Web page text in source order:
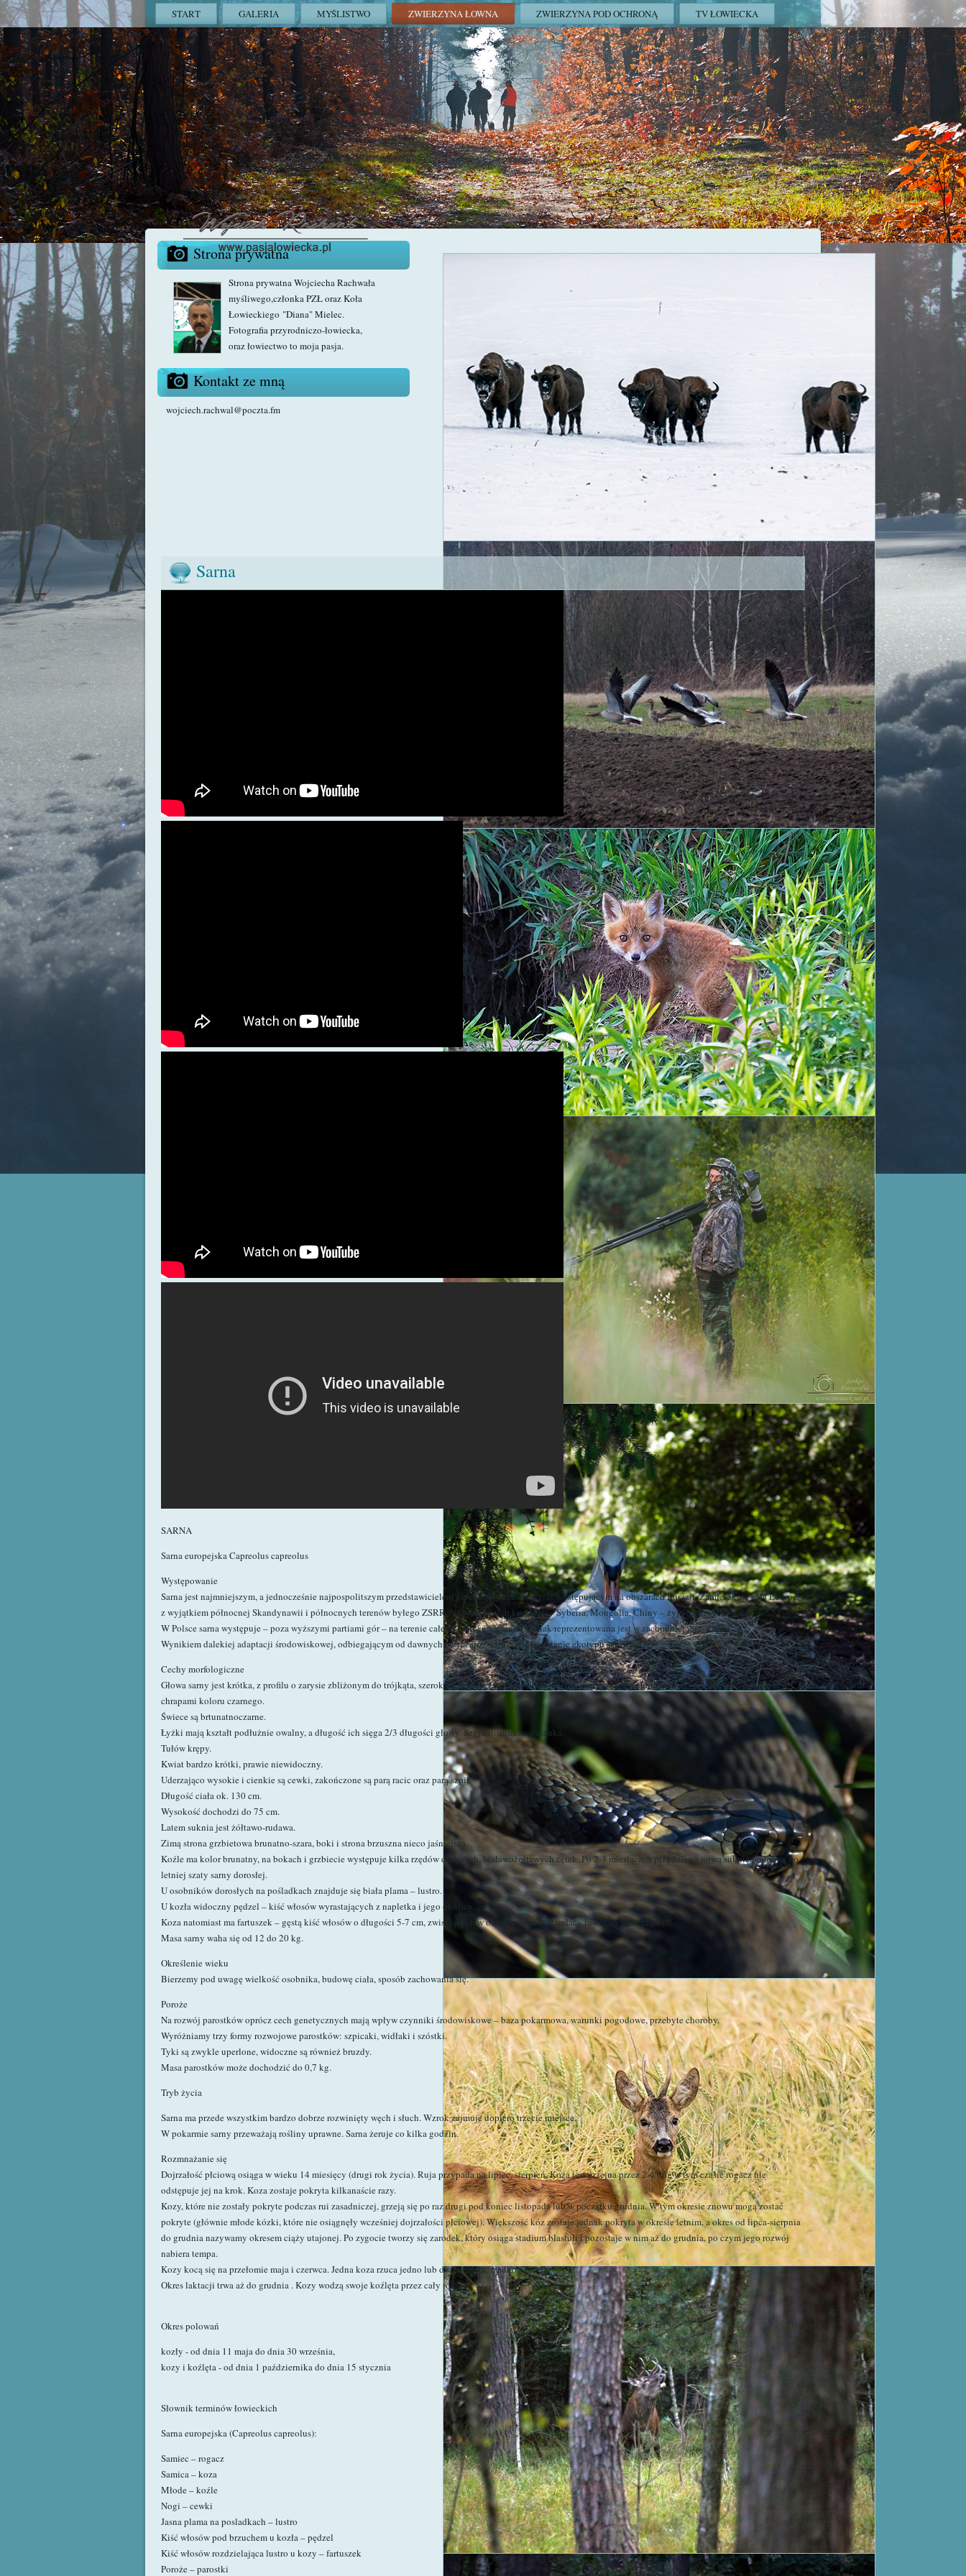
START GALERIA MYŚLISTWO ZWIERZYNA ŁOWNA ZWIERZYNA POD OCHRONĄ TV ŁOWIECKA
Strona prywatna
Strona prywatna Wojciecha Rachwała
myśliwego,członka PZŁ oraz Koła
Łowieckiego "Diana" Mielec.
Fotografia przyrodniczo-łowiecka,
oraz łowiectwo to moja pasja.
Kontakt ze mną
wojciech.rachwal@poczta.fm
Sarna
SARNA
Sarna europejska Capreolus capreolus
Występowanie
Sarna jest najmniejszym, a jednocześnie najpospolitszym przedstawicielem gatunków jeleniowatych, występującym na obszarach Eurazji. Zamieszkuje cała Europę,
z wyjątkiem północnej Skandynawii i północnych terenów byłego ZSRR. Na wschodnich krańcach – Syberia, Mongolia, Chiny – żyje sarna syberyjska.
W Polsce sarna występuje – poza wyższymi partiami gór – na terenie całego kraju, najliczniej jednak reprezentowana jest w zachodniej jego części.
Wynikiem dalekiej adaptacji środowiskowej, odbiegającym od dawnych zwyczajów sarny, jest powstanie ekotypu sarny polnej.
Cechy morfologiczne
Głowa sarny jest krótka, z profilu o zarysie zbliżonym do trójkąta, szeroka u nasady, zwęża się klinowato ku przodowi przechodząc w gębę, która zakończona jest
chrapami koloru czarnego.
Świece są brtunatnoczarne.
Łyżki mają kształt podłużnie owalny, a długość ich sięga 2/3 długości głowy. Szyja stosunkowo cienka.
Tułów krępy.
Kwiat bardzo krótki, prawie niewidoczny.
Uderzająco wysokie i cienkie są cewki, zakończone są parą racic oraz parą szpil.
Długość ciała ok. 130 cm.
Wysokość dochodzi do 75 cm.
Latem suknia jest żółtawo-rudawa.
Zimą strona grzbietowa brunatno-szara, boki i strona brzuszna nieco jaśniejsza.
Koźle ma kolor brunatny, na bokach i grzbiecie występuje kilka rzędów drobnych, białawożołtawych cętek. Po 2-3 miesiącach przydziewa nową suknię podobną do
letniej szaty sarny dorosłej.
U osobników dorosłych na pośladkach znajduje się biała plama – lustro.
U kozła widoczny pędzel – kiść włosów wyrastających z napletka i jego okolicy.
Koza natomiast ma fartuszek – gęstą kiść włosów o długości 5-7 cm, zwisających w okolicy sromu i dzielący lustro na dwie części.
Masa sarny waha się od 12 do 20 kg.
Określenie wieku
Bierzemy pod uwagę wielkość osobnika, budowę ciała, sposób zachowania się.
Poroże
Na rozwój parostków oprócz cech genetycznych mają wpływ czynniki środowiskowe – baza pokarmowa, warunki pogodowe, przebyte choroby.
Wyróżniamy trzy formy rozwojowe parostków: szpicaki, widłaki i szóstki.
Tyki są zwykle uperlone, widoczne są również bruzdy.
Masa parostków może dochodzić do 0,7 kg.
Tryb życia
Sarna ma przede wszystkim bardzo dobrze rozwinięty węch i słuch. Wzrok zajmuje dopiero trzecie miejsce.
W pokarmie sarny przeważają rośliny uprawne. Sarna żeruje co kilka godzin.
Rozmnażanie się
Dojrzałość płciową osiąga w wieku 14 miesięcy (drugi rok życia). Ruja przypada na lipiec, sierpień. Koza jest grzejna przez 2-4 dni, w tym czasie rogacz nie
odstępuje jej na krok. Koza zostaje pokryta kilkanaście razy.
Kozy, które nie zostały pokryte podczas rui zasadniczej, grzeją się po raz drugi pod koniec listopada lub w początku grudnia. W tym okresie znowu mogą zostać
pokryte (głównie młode kózki, które nie osiągnęły wcześniej dojrzałości płciowej). Większość kóz zostaje jednak pokryta w okresie letnim, a okres od lipca-sierpnia
do grudnia nazywamy okresem ciąży utajonej. Po zygocie tworzy się zarodek, który osiąga stadium blastuli i pozostaje w nim aż do grudnia, po czym jego rozwój
nabiera tempa.
Kozy kocą się na przełomie maja i czerwca. Jedna koza rzuca jedno lub dwa koźlęta, rzadko więcej.
Okres laktacji trwa aż do grudnia . Kozy wodzą swoje koźlęta przez cały rok.
Okres polowań
kozły - od dnia 11 maja do dnia 30 września,
kozy i koźlęta - od dnia 1 października do dnia 15 stycznia
Słownik terminów łowieckich
Sarna europejska (Capreolus capreolus):
Samiec – rogacz
Samica – koza
Młode – koźle
Nogi – cewki
Jasna plama na posladkach – lustro
Kiść włosów pod brzuchem u kozła – pędzel
Kiść włosów rozdzielająca lustro u kozy – fartuszek
Poroże – parostki